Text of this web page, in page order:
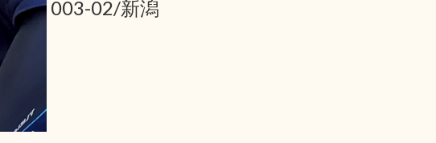
003-02/新潟